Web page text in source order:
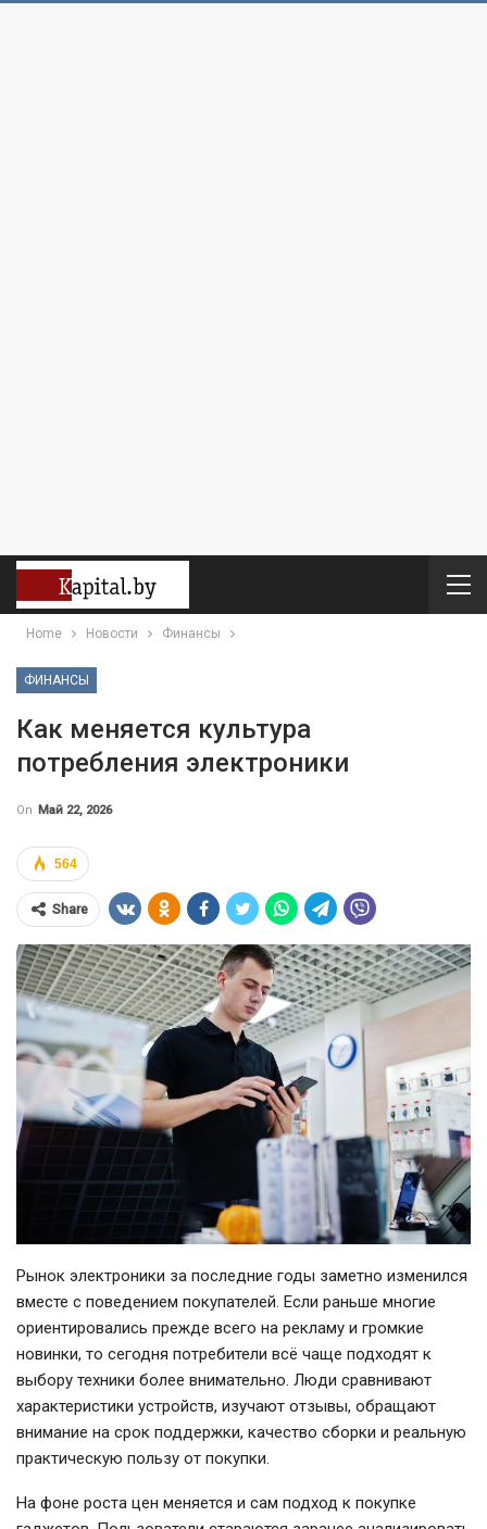
Home Новости Финансы
ФИНАНСЫ
Как меняется культура
потребления электроники
On Май 22, 2026
564
Share
Рынок электроники за последние годы заметно изменился
вместе с поведением покупателей. Если раньше многие
ориентировались прежде всего на рекламу и громкие
новинки, то сегодня потребители всё чаще подходят к
выбору техники более внимательно. Люди сравнивают
характеристики устройств, изучают отзывы, обращают
внимание на срок поддержки, качество сборки и реальную
практическую пользу от покупки.
На фоне роста цен меняется и сам подход к покупке